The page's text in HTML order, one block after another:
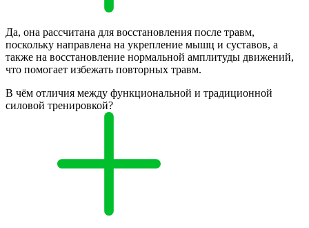
Да, она рассчитана для восстановления после травм,
поскольку направлена на укрепление мышц и суставов, а
также на восстановление нормальной амплитуды движений,
что помогает избежать повторных травм.
В чём отличия между функциональной и традиционной
силовой тренировкой?